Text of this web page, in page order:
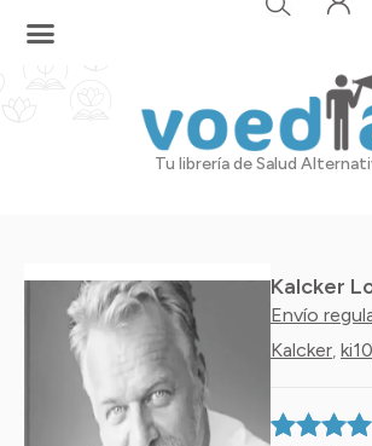
Tu librería de Salud
Kalcker
Envío
Kalcker ki10